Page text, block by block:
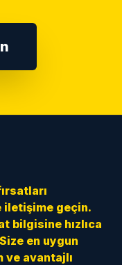
iletişime geçin.
bilgisine hızlıca
en uygun
avantajlı